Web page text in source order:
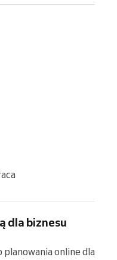
dla biznesu
online dla